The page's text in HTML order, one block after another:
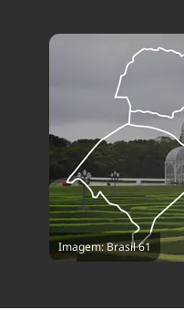
Imagem: Brasil 61